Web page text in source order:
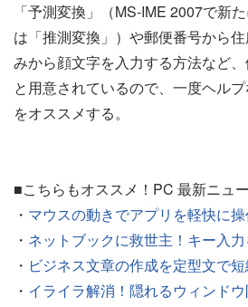
「予測変換」（MS-IME 2007で新
は「推測変換」）や郵便番号から
みから顔文字を入力する方法など
と用意されているので、一度ヘル
をオススメする。
■こちらもオススメ！PC 最新ニュ
・ マウスの動きでアプリを軽快に操
・ ネットブックに救世主！キー入
・ ビジネス文章の作成を定型文で短
・ イライラ解消！隠れるウィンド